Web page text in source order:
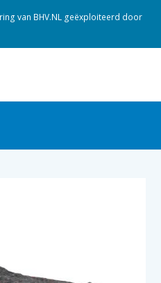
van BHV.NL geëxploiteerd door